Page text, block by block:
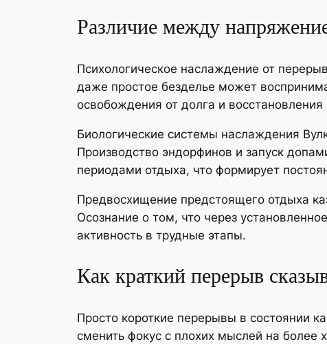
Различие между
Психологическое наслаждение от
даже простое безделье может
освобождения от долга и
Биологические системы наслаждения
Производство эндорфинов и запуск
периодами отдыха, что формирует
Предвосхищение предстоящего отдыха
Осознание о том, что через
активность в трудные этапы.
Как краткий перерыв
Просто короткие перерывы в состоянии
сменить фокус с плохих мыслей на